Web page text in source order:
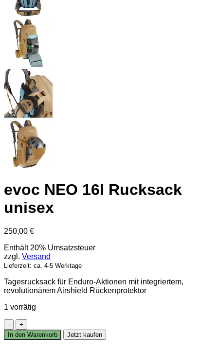
evoc NEO 16l Rucksack
unisex
250,00 €
Enthält 20% Umsatzsteuer
zzgl. Versand
Lieferzeit: ca. 4-5 Werktage
Tagesrucksack für Enduro-Aktionen mit integriertem,
revolutionärem Airshield Rückenprotektor
1 vorrätig
evoc
NEO
16l
In den Warenkorb Jetzt kaufen